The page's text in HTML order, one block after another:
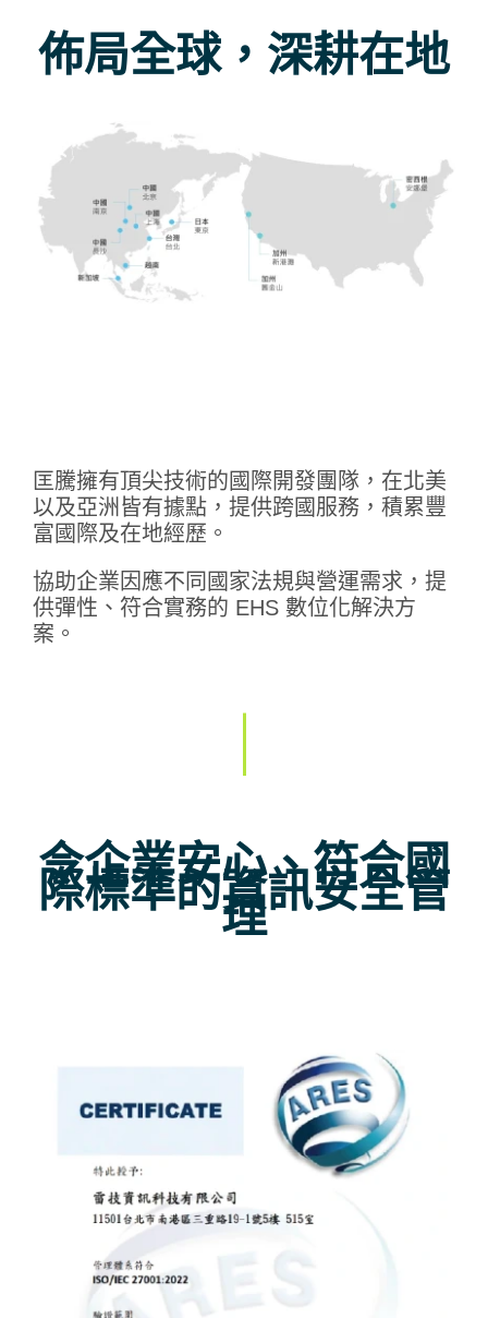
佈局全球，深耕在地
匡騰擁有頂尖技術的國際開發團隊，在北美
以及亞洲皆有據點，提供跨國服務，積累豐
富國際及在地經歷。
協助企業因應不同國家法規與營運需求，提
供彈性、符合實務的 EHS 數位化解決方
案。
令企業安心、符合國
際標準的資訊安全管
理